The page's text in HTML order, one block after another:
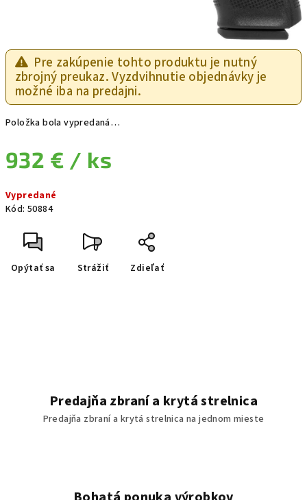
Pre zakúpenie tohto produktu je nutný
zbrojný preukaz. Vyzdvihnutie objednávky je
možné iba na predajni.
Položka bola vypredaná…
932 € / ks
Vypredané
Kód: 50884
Opýtať sa Strážiť Zdieľať
Predajňa zbraní a krytá strelnica
Predajňa zbraní a krytá strelnica na jednom mieste